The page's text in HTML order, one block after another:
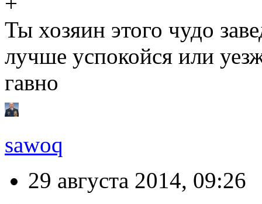
Ты хозяин этого чудо
лучше успокойся или
гавно
sawoq
29 августа 2014, 09:26